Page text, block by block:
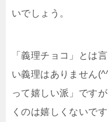
いでしょう。
「義理チョコ」とは
い義理はありません
って嬉しい派」です
くのは嬉しくないで